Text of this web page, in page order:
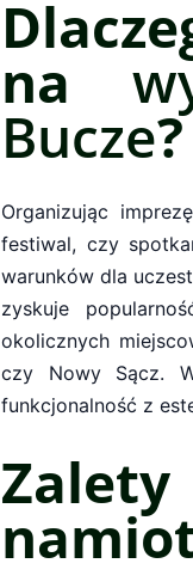
na
Bucze?
Organizując
festiwal, czy
warunków dla
zyskuje
okolicznych
czy Nowy Sącz.
funkcjonalność z